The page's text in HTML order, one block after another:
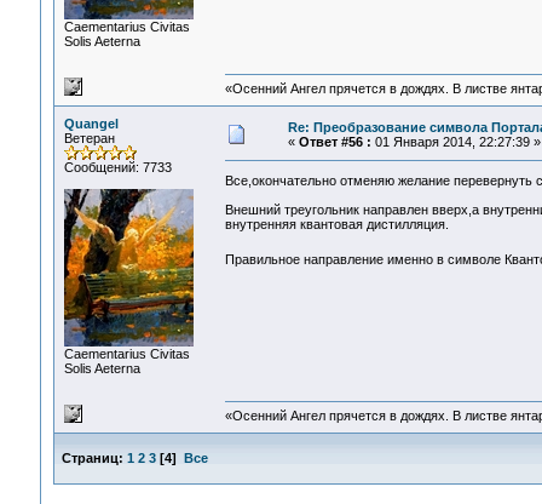
Сaementarius Civitas
Solis Aeterna
«Осенний Ангел прячется в дождях. В листве
Quangel
Ветеран
Сообщений: 7733
Сaementarius Civitas
Solis Aeterna
Re: Преобразование символа
« Ответ #56 : 01 Января 2014, 22:27:39 »
Все,окончательно отменяю желание
Внешний треугольник направлен вверх,а
внутренняя квантовая дистилляция.
Правильное направление именно в символе
«Осенний Ангел прячется в дождях. В листве
Страниц: 1 2 3[4] Все